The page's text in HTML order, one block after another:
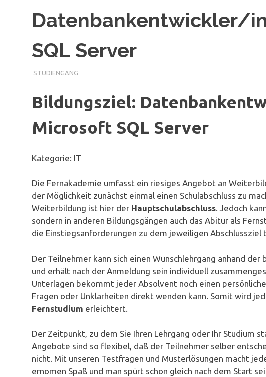
Datenbankentwickler/
SQL Server
STUDIENGANG
Bildungsziel:
Microsoft SQL Server
Kategorie: IT
Die Fernakademie umfasst ein riesiges Angebot an
der Möglichkeit zunächst einmal einen Schulabschluss zu
Weiterbildung ist hier der Hauptschulabschluss. Jedoch
sondern in anderen Bildungsgängen auch das Abitur als
die Einstiegsanforderungen zu dem jeweiligen Abschlussziel
Der Teilnehmer kann sich einen Wunschlehrgang anhand
und erhält nach der Anmeldung sein individuell
Unterlagen bekommt jeder Absolvent noch einen
Fragen oder Unklarheiten direkt wenden kann. Somit wird
Fernstudium erleichtert.
Der Zeitpunkt, zu dem Sie Ihren Lehrgang oder Ihr Studium
Angebote sind so flexibel, daß der Teilnehmer selber
nicht. Mit unseren Testfragen und Musterlösungen macht
ernomen Spaß und man spürt schon gleich nach dem Start